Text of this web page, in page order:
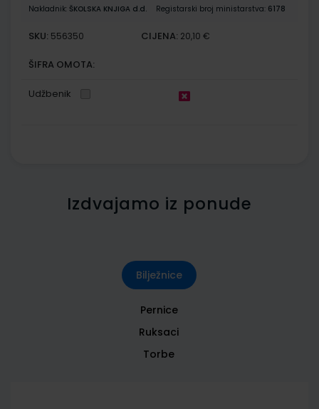
Nakladnik: ŠKOLSKA KNJIGA d.d. Registarski broj ministarstva: 6178
SKU: 556350 CIJENA: 20,10 €
ŠIFRA OMOTA:
Udžbenik
Izdvajamo iz ponude
Bilježnice
Pernice
Ruksaci
Torbe